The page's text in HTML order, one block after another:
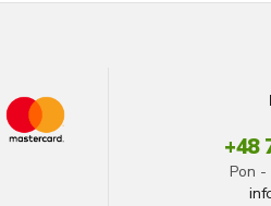
+48
Pon -